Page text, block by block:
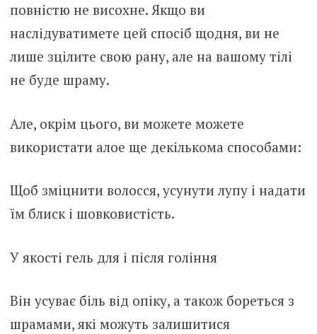
повністю не висохне. Якщо ви
наслідуватимете цей спосіб щодня, ви не
лише зцілите свою рану, але на вашому тілі
не буде шраму.
Але, окрім цього, ви можете можете
використати алое ще декількома способами:
Щоб зміцнити волосся, усунути лупу і надати
їм блиск і шовковистість.
У якості гель для і після гоління
Він усуває біль від опіку, а також бореться з
шрамами, які можуть залишитися